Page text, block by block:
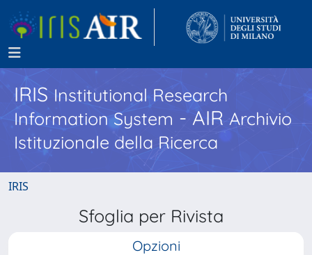
IRISInstitutional Research
Information System - AIR Archivio
Istituzionale della Ricerca
IRIS
Sfoglia per Rivista
Opzioni